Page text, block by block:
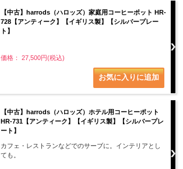
【中古】harrods（ハロッズ）家庭用コーヒーポット HR-
728【アンティーク】【イギリス製】【シルバープレー
ト】
価格： 27,500円(税込)
【中古】harrods（ハロッズ）ホテル用コーヒーポット
HR-731【アンティーク】【イギリス製】【シルバープレ
ート】
カフェ・レストランなどでのサーブに。インテリアとし
ても。